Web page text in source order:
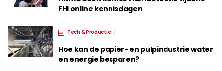
FHI online kennisdagen
Tech & Productie
Hoe kan de papier- en pulpindustrie water
en energie besparen?